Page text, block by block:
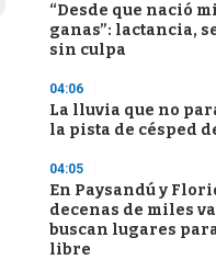
“Desde que nació
ganas”: lactancia,
sin culpa
04:06
La lluvia que no
la pista de césped
04:05
En Paysandú y
decenas de miles
buscan lugares
libre